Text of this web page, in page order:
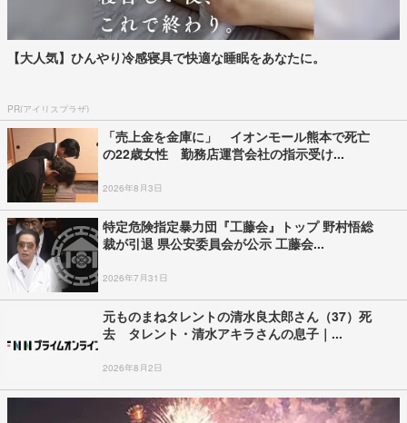
【大人気】ひんやり冷感寝具で快適な睡眠をあなたに。
PR(アイリスプラザ)
「売上金を金庫に」 イオンモール熊本で死亡
の22歳女性 勤務店運営会社の指示受け...
2026年8月3日
特定危険指定暴力団『工藤会』トップ 野村悟総
裁が引退 県公安委員会が公示 工藤会...
2026年7月31日
元ものまねタレントの清水良太郎さん（37）死
去 タレント・清水アキラさんの息子｜...
2026年8月2日